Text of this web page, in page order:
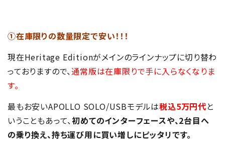
①在庫限りの数量限定で安い！！！
現在Heritage Editionがメインのラインナップに切り替わ
っておりますので、通常版は在庫限りで手に入らなくなりま
す。
最もお安いAPOLLO SOLO/USBモデルは税込5万円代と
いうこともあって、初めてのインターフェースや、2台目へ
の乗り換え、持ち運び用に買い増しにピッタリです。